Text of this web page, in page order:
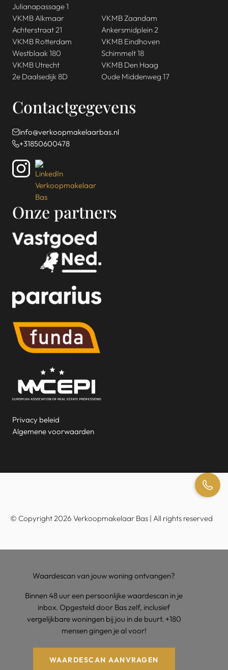
Julianapassage 1
VKMB Alkmaar
Achterstraat 21
VKMB Zaandam
Ankersmidplein 2
VKMB Rotterdam
Westblaak 180
VKMB Eindhoven
Schimmelt 18
VKMB Utrecht
2e Daalsedijk 8D
VKMB Den Haag
Oude Middenweg 17
Contactgegevens
info@verkoopmakelaarbas.nl
+31850600478
Onze partners
Privacy beleid
Algemene voorwaarden
© Copyright 2026 Verkoopmakelaar Bas | All rights reserved
Waardescan van jouw woning ontvangen?
Binnen 48 uur een persoonlijke waardescan in je
inbox. Opgesteld door Bas zelf, inclusief
vergelijkbare woningen bij jou in de buurt. +180
mensen gingen je al voor!
WAARDESCAN AANVRAGEN